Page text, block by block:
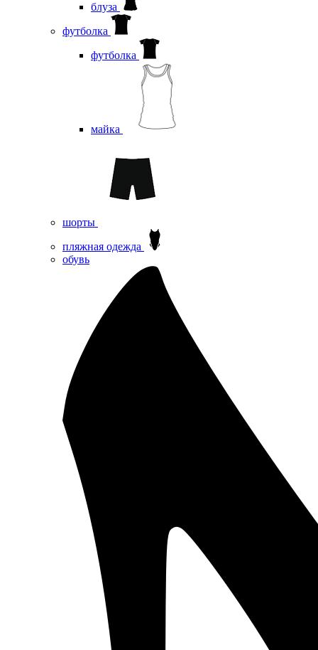
блуза
футболка
футболка
майка
шорты
пляжная одежда
oбувь